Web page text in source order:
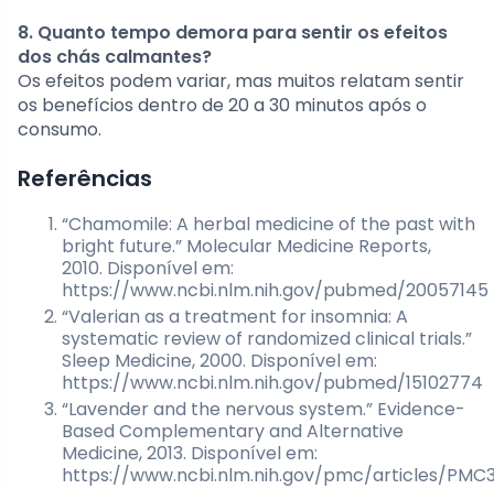
8. Quanto tempo demora para sentir os efeitos
dos chás calmantes?
Os efeitos podem variar, mas muitos relatam sentir
os benefícios dentro de 20 a 30 minutos após o
consumo.
Referências
“Chamomile: A herbal medicine of the past with
bright future.” Molecular Medicine Reports,
2010. Disponível em:
https://www.ncbi.nlm.nih.gov/pubmed/20057145
“Valerian as a treatment for insomnia: A
systematic review of randomized clinical trials.”
Sleep Medicine, 2000. Disponível em:
https://www.ncbi.nlm.nih.gov/pubmed/15102774
“Lavender and the nervous system.” Evidence-
Based Complementary and Alternative
Medicine, 2013. Disponível em:
https://www.ncbi.nlm.nih.gov/pmc/articles/